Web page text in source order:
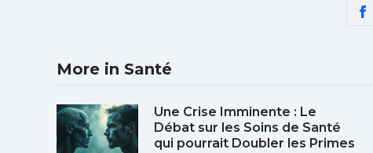
More in Santé
Une Crise Imminente : Le
Débat sur les Soins de Santé
qui pourrait Doubler les Primes